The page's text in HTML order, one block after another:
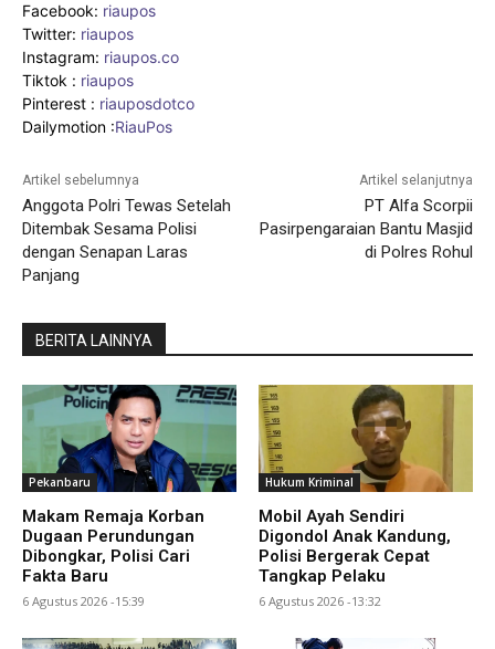
Facebook: riaupos
Twitter: riaupos
Instagram: riaupos.co
Tiktok : riaupos
Pinterest : riauposdotco
Dailymotion :RiauPos
Artikel sebelumnya
Anggota Polri Tewas Setelah
Ditembak Sesama Polisi
dengan Senapan Laras
Panjang
Artikel selanjutnya
PT Alfa Scorpii
Pasirpengaraian Bantu Masjid
di Polres Rohul
BERITA LAINNYA
Pekanbaru
Makam Remaja Korban
Dugaan Perundungan
Dibongkar, Polisi Cari
Fakta Baru
6 Agustus 2026 -15:39
Hukum Kriminal
Mobil Ayah Sendiri
Digondol Anak Kandung,
Polisi Bergerak Cepat
Tangkap Pelaku
6 Agustus 2026 -13:32